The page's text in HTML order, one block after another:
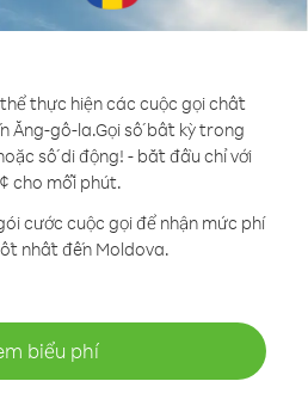
thực hiện các cuộc gọi chất
Ăng-gô-la.Gọi số bất kỳ trong
số di động! - bắt đầu chỉ với
cho mỗi phút.
cước cuộc gọi để nhận mức phí
nhất đến Moldova.
biểu phí